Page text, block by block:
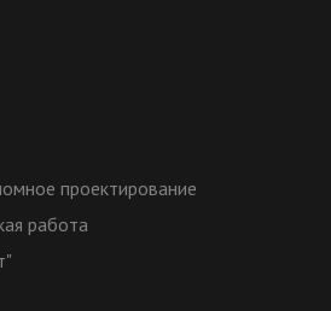
проектирование
работа